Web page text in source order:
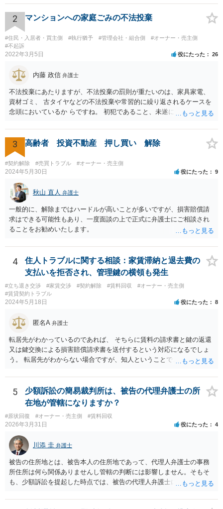
2 マンションへの家庭ごみの不法投棄
#住民・入居者・買主側 #執行猶予 #管理会社・組合側
#オーナー・売主側
#不起訴
2022年3月5日 役にたった 26
内藤 政信 弁護士
不法投棄にあたりますが、不法投棄の罰則が重たいのは、家具家電、
資材ゴミ、 古タイヤなどの不法投棄や常習的に繰り返されるケースを
念頭においているか らですね。 初犯であること、未遂に終わっている
ことはないでしょう。 様子見でいいでしょう。
3 高齢者 投資不動産 押し買い 解除
#契約解除 #売買トラブル #オーナー・売主側
2024年5月30日 役にたった 9
秋山 直人 弁護士
一般的に、解除まではハードルが高いことが多いですが、損害賠償請
求はできる可能性もあり、一度面談の上で正式に弁護士にご相談され
ることをお勧めいたします。
4
住人トラブルに関する相談：家賃滞納と退去費の
支払いを拒否され、管理鍵の横領も発生
#立ち退き交渉 #家賃交渉 #契約解除 #賃料回収
#オーナー・売主側
#賃貸契約トラブル
2024年5月18日 役にたった 8
匿名A 弁護士
転居先がわかっているのであれば、 そちらに賃料の請求書と鍵の返還
又は鍵交換による損害賠償請求書を送付するという対応になるでしょ
う。 転居先がわからない場合ですが、知人ということで、連絡がつく
で、適切な対応が望めない場合は、債権回収を弁護士に依頼すること
をご検討ください。
5
少額訴訟の簡易裁判所は、被告の代理弁護士の所
在地が管轄になりますか？
#原状回復 #オーナー・売主側 #賃料回収
2026年3月31日 役にたった 4
川添 圭 弁護士
被告の住所地とは、被告本人の住所地であって、代理人弁護士の事務
所住所は何ら関係ありませんし管轄の判断には影響しません。そもそ
も、少額訴訟を提起した時点では、被告の代理人弁護士には民事訴訟